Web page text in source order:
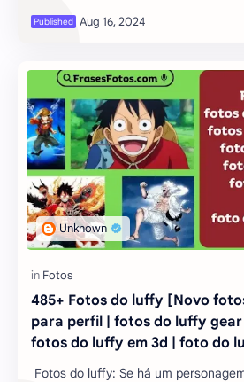
do Timão ou apenas um admirador
está prestes a embarcar e
485+ Fotos do luffy [Novo
para perfil | fotos do luffy gear
fotos do luffy em 3d | foto do
do luffy para desenhar | foto
Fotos do luffy: Se há um